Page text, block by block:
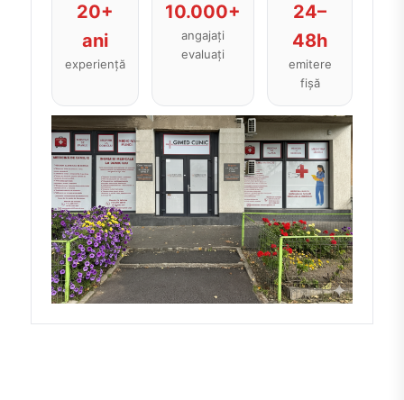
20+
ani
experiență
10.000+
angajați
evaluați
24–
48h
emitere
fișă